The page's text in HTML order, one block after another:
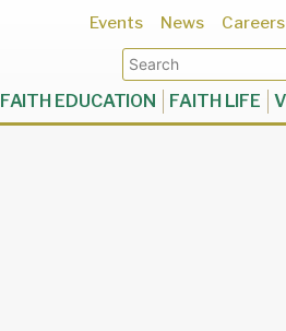
Events News Careers
FAITH EDUCATION FAITH LIFE